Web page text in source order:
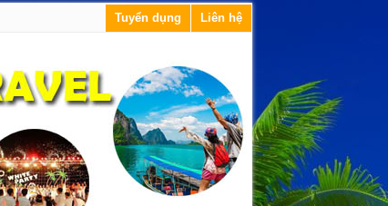
Tuyển dụng Liên hệ